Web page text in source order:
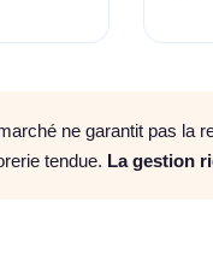
ne garantit pas la
tendue. La gestion